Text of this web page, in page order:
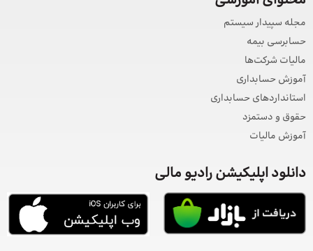
مجله سپیدار سیستم
حسابرسی بیمه
مالیات شرکت‌ها
آموزش حسابداری
استانداردهای حسابداری
حقوق و دستمزد
آموزش مالیات
دانلود اپلیکیشن رادیو مالی